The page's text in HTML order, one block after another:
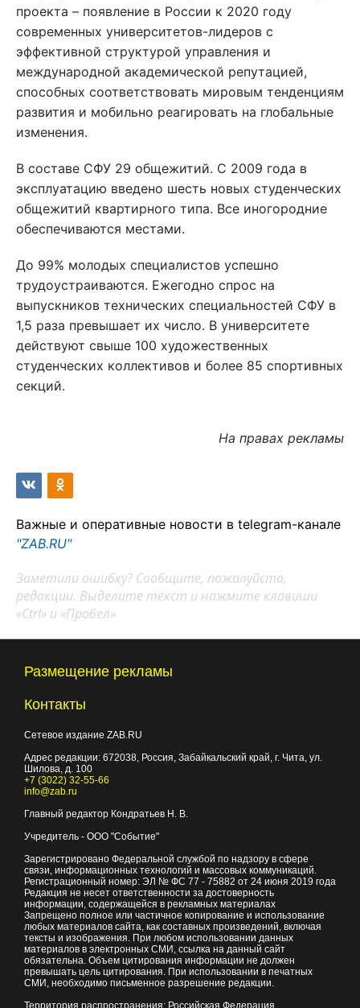
проекта – появление в России к 2020 году
современных университетов-лидеров с
эффективной структурой управления и
международной академической репутацией,
способных соответствовать мировым тенденциям
развития и мобильно реагировать на глобальные
изменения.
В составе СФУ 29 общежитий. С 2009 года в
эксплуатацию введено шесть новых студенческих
общежитий квартирного типа. Все иногородние
обеспечиваются местами.
До 99% молодых специалистов успешно
трудоустраиваются. Ежегодно спрос на
выпускников технических специальностей СФУ в
1,5 раза превышает их число. В университете
действуют свыше 100 художественных
студенческих коллективов и более 85 спортивных
секций.
На правах рекламы
Важные и оперативные новости в telegram-канале
"ZAB.RU"
Заметили ошибку? Сообщите, пожалуйста,
редакции. Выделите текст и нажмите клавиши
«Ctrl» и «Пробел»
Размещение рекламы
Контакты
Сетевое издание ZAB.RU
Адрес редакции: 672038, Россия, Забайкальский край, г. Чита, ул.
Шилова, д. 100
+7 (3022) 32-55-66
info@zab.ru
Главный редактор Кондратьев Н. В.
Учредитель - ООО "Событие"
Зарегистрировано Федеральной службой по надзору в сфере
связи, информационных технологий и массовых коммуникаций.
Регистрационный номер: ЭЛ № ФС 77 - 75882 от 24 июня 2019 года
Редакция не несет ответственности за достоверность
информации, содержащейся в рекламных материалах
Запрещено полное или частичное копирование и использование
любых материалов сайта, как составных произведений, включая
тексты и изображения. При любом использовании данных
материалов в электронных СМИ, ссылка на данный сайт
обязательна. Объем цитирования информации не должен
превышать цель цитирования. При использовании в печатных
СМИ, необходимо письменное разрешение редакции.
Территория распространения: Российская Федерация,